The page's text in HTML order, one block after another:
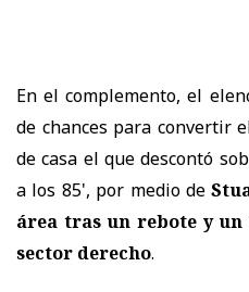
En el complemento, el
de chances para convertir
de casa el que descontó
a los 85', por medio de
área tras un rebote y
sector derecho.